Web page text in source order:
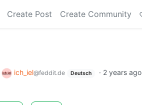
Create Post Create Community
ich_iel@feddit.de Deutsch · 2 years ago